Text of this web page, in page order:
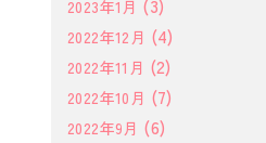
2023年1月 (3)
2022年12月 (4)
2022年11月 (2)
2022年10月 (7)
2022年9月 (6)